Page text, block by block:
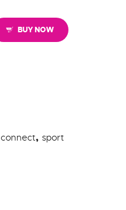
BUY NOW
connect, sport